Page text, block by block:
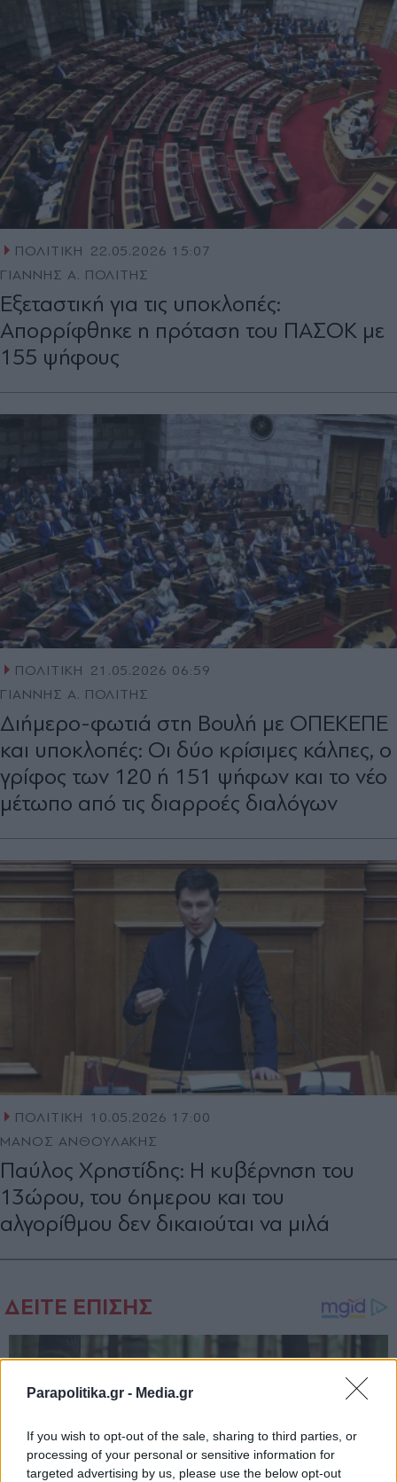
Parapolitika.gr - Media.gr
If you wish to opt-out of the sale, sharing to third parties, or
processing of your personal or sensitive information for
targeted advertising by us, please use the below opt-out
ΠΟΛΙΤΙΚΗ
22.05.2026 15:07
ΓΙΑΝΝΗΣ Α. ΠΟΛΙΤΗΣ
Εξεταστική για τις υποκλοπές:
Απορρίφθηκε η πρόταση του ΠΑΣΟΚ με
155 ψήφους
ΠΟΛΙΤΙΚΗ
21.05.2026 06:59
ΓΙΑΝΝΗΣ Α. ΠΟΛΙΤΗΣ
Διήμερο-φωτιά στη Βουλή με ΟΠΕΚΕΠΕ
και υποκλοπές: Οι δύο κρίσιμες κάλπες, ο
γρίφος των 120 ή 151 ψήφων και το νέο
μέτωπο από τις διαρροές διαλόγων
ΠΟΛΙΤΙΚΗ
10.05.2026 17:00
ΜΑΝΟΣ ΑΝΘΟΥΛΑΚΗΣ
Παύλος Χρηστίδης: Η κυβέρνηση του
13ώρου, του 6ημερου και του
αλγορίθμου δεν δικαιούται να μιλά